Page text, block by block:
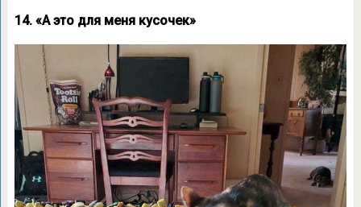
14. «А это для меня кусочек»